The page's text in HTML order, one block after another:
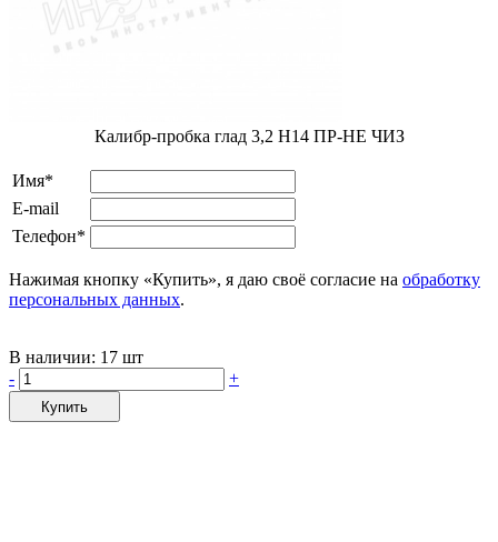
Калибр-пробка глад 3,2 H14 ПР-НЕ ЧИЗ
Имя*
E-mail
Телефон*
Нажимая кнопку «Купить», я даю своё согласие на обработку
персональных данных.
В наличии: 17 шт
-
+
Купить